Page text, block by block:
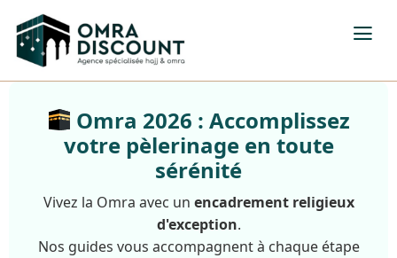
Omra 2026 : Accomplissez
votre pèlerinage en toute
sérénité
Vivez la Omra avec un encadrement religieux
d'exception.
Nos guides vous accompagnent à chaque étape